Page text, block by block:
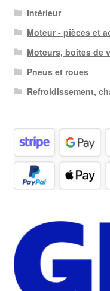
Intérieur
Moteur - pièces et
Moteurs, boîtes de
Pneus et roues
Refroidissement,